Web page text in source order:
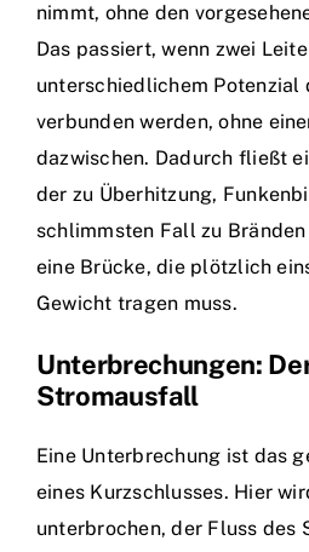
nimmt, ohne den
Das passiert, wenn zwei
unterschiedlichem
verbunden werden, ohne
dazwischen. Dadurch fließt
der zu Überhitzung,
schlimmsten Fall zu
eine Brücke, die plötzlich
Gewicht tragen muss.
Unterbrechungen:
Stromausfall
Eine Unterbrechung ist das
eines Kurzschlusses. Hier
unterbrochen, der Fluss des